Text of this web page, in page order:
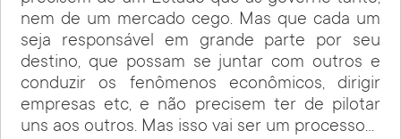
nem de um mercado cego. Mas que cada um
seja responsável em grande parte por seu
destino, que possam se juntar com outros e
conduzir os fenômenos econômicos, dirigir
empresas etc, e não precisem ter de pilotar
uns aos outros. Mas isso vai ser um processo…